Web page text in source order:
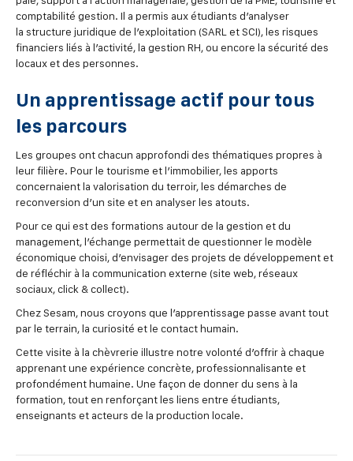
comptabilité gestion. Il a permis aux étudiants d’analyser
la structure juridique de l’exploitation (SARL et SCI), les risques
financiers liés à l’activité, la gestion RH, ou encore la sécurité des
locaux et des personnes.
Un apprentissage actif pour tous
les parcours
Les groupes ont chacun approfondi des thématiques propres à
leur filière. Pour le tourisme et l’immobilier, les apports
concernaient la valorisation du terroir, les démarches de
reconversion d’un site et en analyser les atouts.
Pour ce qui est des formations autour de la gestion et du
management, l’échange permettait de questionner le modèle
économique choisi, d’envisager des projets de développement et
de réfléchir à la communication externe (site web, réseaux
sociaux, click & collect).
Chez Sesam, nous croyons que l’apprentissage passe avant tout
par le terrain, la curiosité et le contact humain.
Cette visite à la chèvrerie illustre notre volonté d’offrir à chaque
apprenant une expérience concrète, professionnalisante et
profondément humaine. Une façon de donner du sens à la
formation, tout en renforçant les liens entre étudiants,
enseignants et acteurs de la production locale.